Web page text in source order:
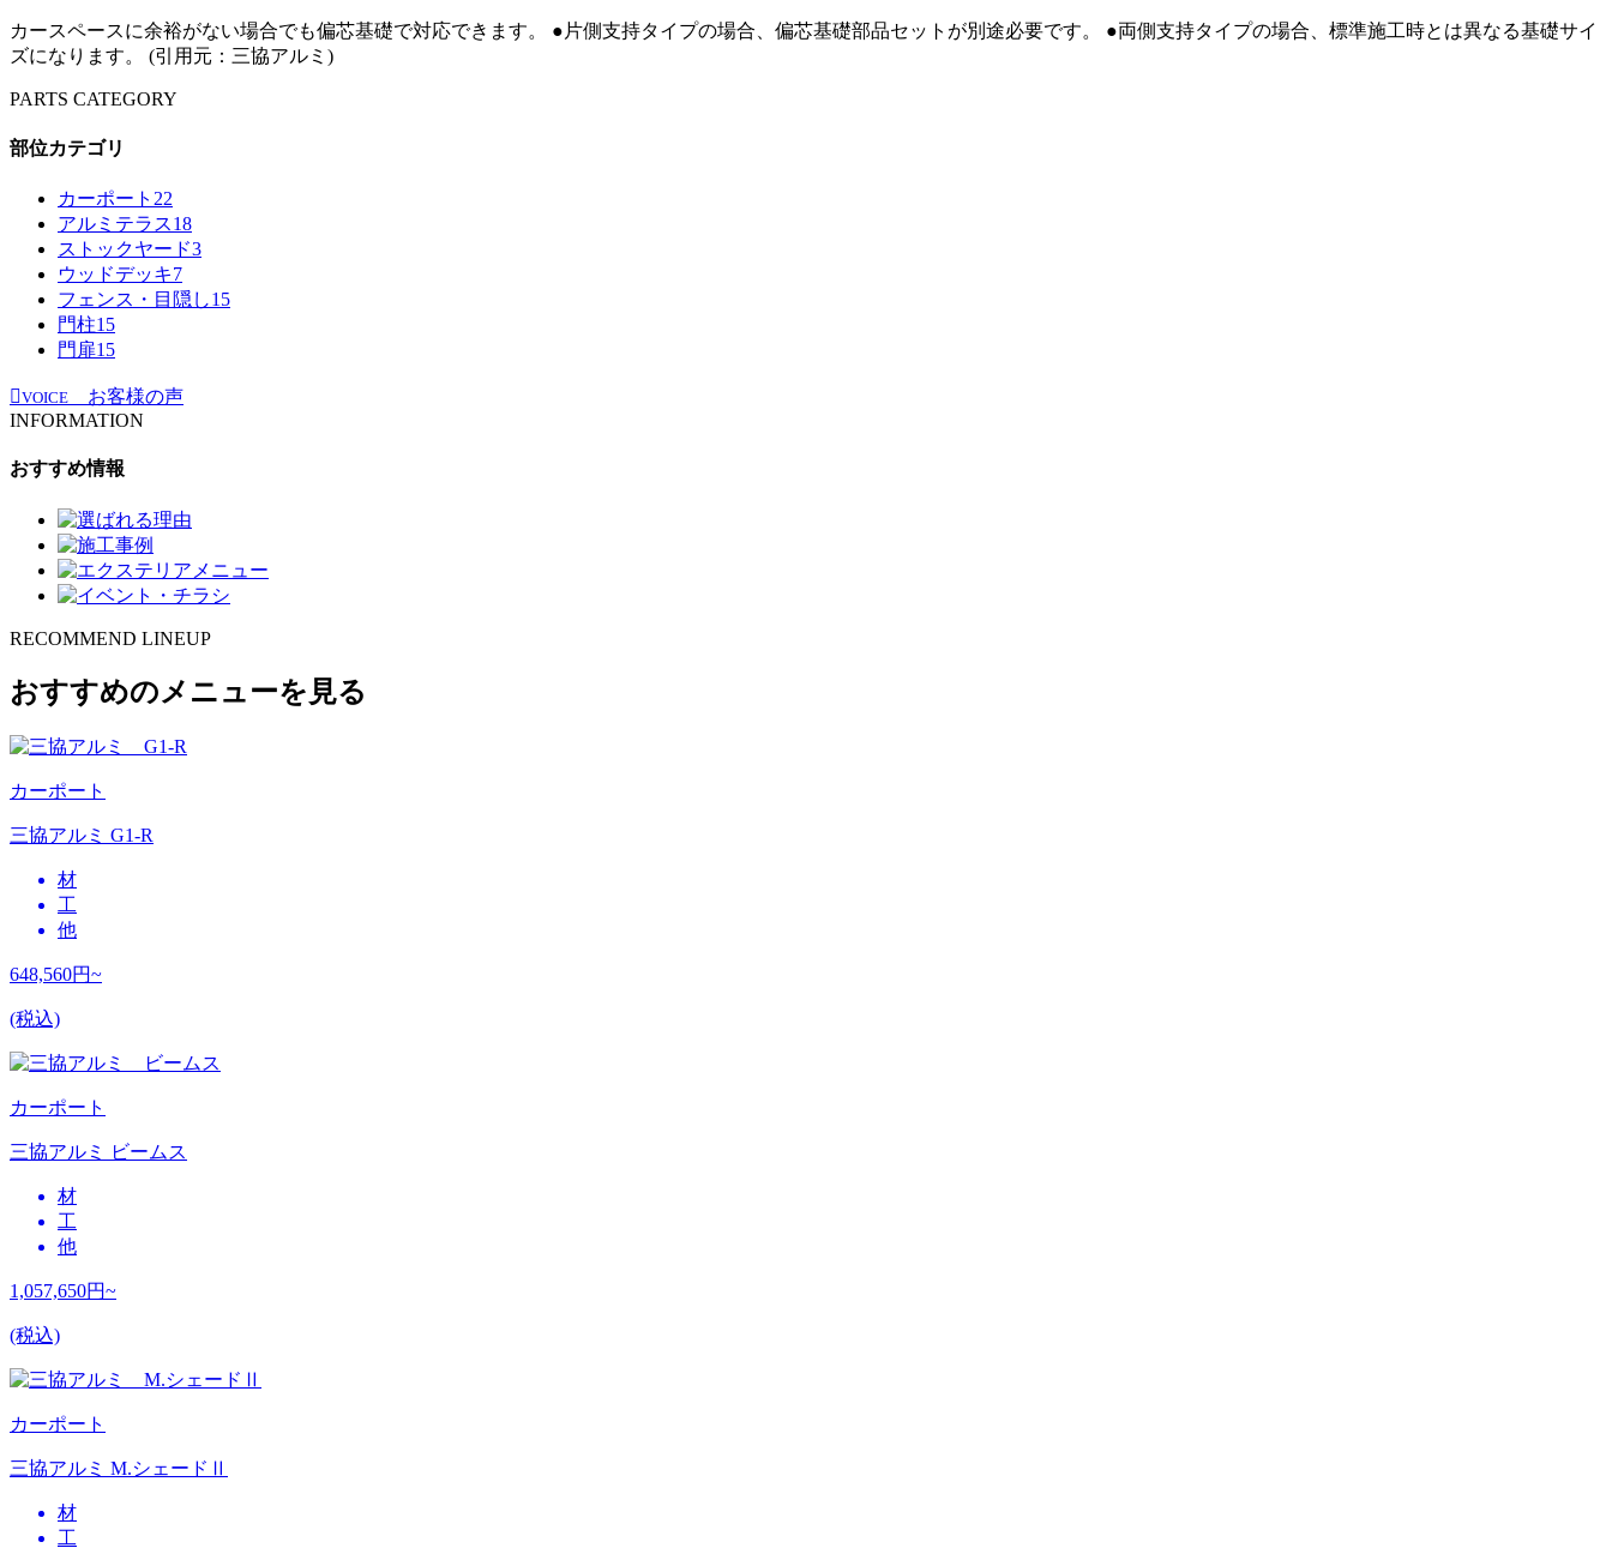
カースペースに余裕がない場合でも偏芯基礎で対応できます。 ●片側支持タイプの場合、偏芯基礎部品セットが別途必要です。 ●両側支持タイプの場合、標準施工時とは異なる基礎サイ
ズになります。 (引用元：三協アルミ)
PARTS CATEGORY
部位カテゴリ
カーポート 22
アルミテラス18
ストックヤード3
ウッドデッキ7
フェンス・目隠し15
門柱15
門扉15
VOICE
お客様の声
INFORMATION
おすすめ情報
RECOMMEND LINEUP
おすすめのメニューを見る
カーポート
三協アルミ G1-R
材
工
他
648,560円~
(税込)
カーポート
三協アルミ ビームス
材
工
他
1,057,650円~
(税込)
カーポート
三協アルミ M.シェードⅡ
材
工